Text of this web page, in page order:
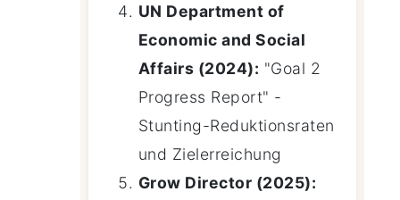
UN Department of
Economic and Social
Affairs (2024): "Goal 2
Progress Report" -
Stunting-Reduktionsraten
und Zielerreichung
Grow Director (2025):